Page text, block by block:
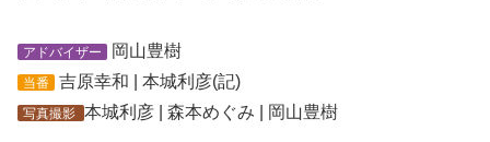
アドバイザー 岡山豊樹
当番 吉原幸和 | 本城利彦(記)
写真撮影 本城利彦 | 森本めぐみ | 岡山豊樹